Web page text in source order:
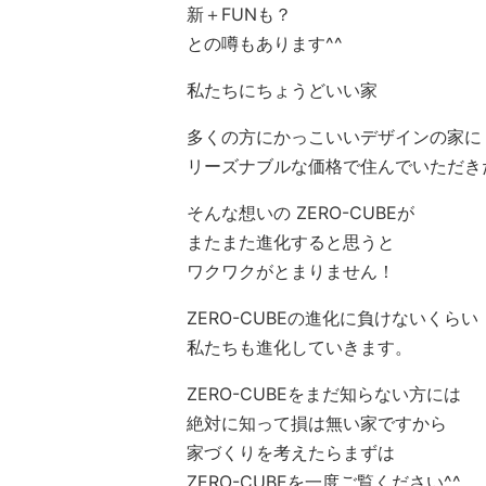
新＋FUNも？
との噂もあります^^
私たちにちょうどいい家
多くの方にかっこいいデザインの家に
リーズナブルな価格で住んでいただ
そんな想いの ZERO-CUBEが
またまた進化すると思うと
ワクワクがとまりません！
ZERO-CUBEの進化に負けないくらい
私たちも進化していきます。
ZERO-CUBEをまだ知らない方には
絶対に知って損は無い家ですから
家づくりを考えたらまずは
ZERO-CUBEを一度ご覧ください^^